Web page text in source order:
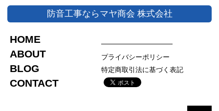
静床ライト デスクトップパーテーション
吸音材
防音工事ならマヤ商会 株式会社
HOME
ABOUT
BLOG
CONTACT
プライバシーポリシー
特定商取引法に基づく表記